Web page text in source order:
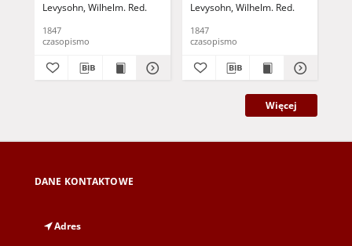
Levysohn, Wilhelm. Red.
1847
czasopismo
Levysohn, Wilhelm. Red.
1847
czasopismo
Więcej
DANE KONTAKTOWE
Adres